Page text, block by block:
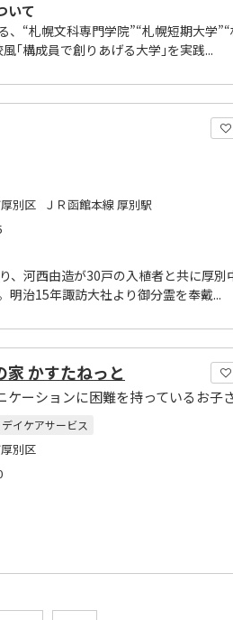
いて
、“札幌文科専門学院”“札幌短期大学
｢構成員で創りあげる大学｣を実践...
別区 ＪＲ函館本線 厚別駅
河西由造が30戸の入植者と共に厚別
明治15年諏訪大社より御分霊を奉戴...
かすたねっと
デイケアサービス
別区